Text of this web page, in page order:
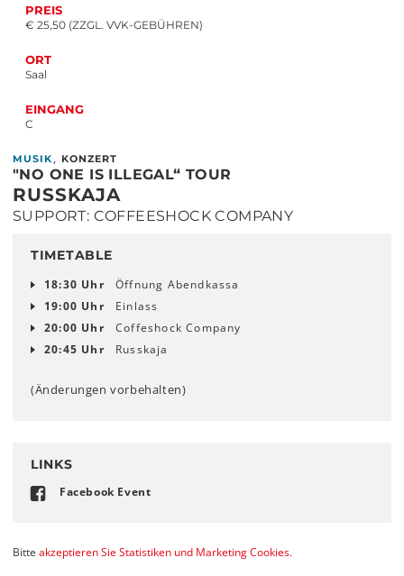
PREIS
€ 25,50 (ZZGL. VVK-GEBÜHREN)
ORT
Saal
EINGANG
C
MUSIK , KONZERT
"NO ONE IS ILLEGAL“ TOUR
RUSSKAJA
SUPPORT: COFFEESHOCK COMPANY
TIMETABLE
18:30 Uhr
Öffnung Abendkassa
19:00 Uhr
Einlass
20:00 Uhr
Coffeshock Company
20:45 Uhr
Russkaja
(Änderungen vorbehalten)
LINKS
Facebook Event
Bitte akzeptieren Sie Statistiken und Marketing Cookies.